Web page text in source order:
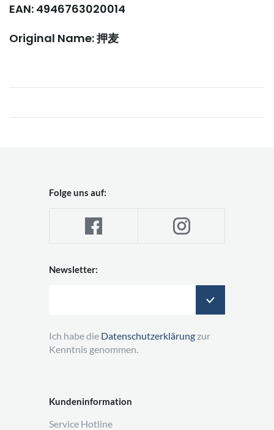
EAN: 4946763020014
Original Name: 押麦
Kundeninformation
Service Hotline
Folge uns auf:
Newsletter:
Ich habe die Datenschutzerklärung zur
Kenntnis genommen.